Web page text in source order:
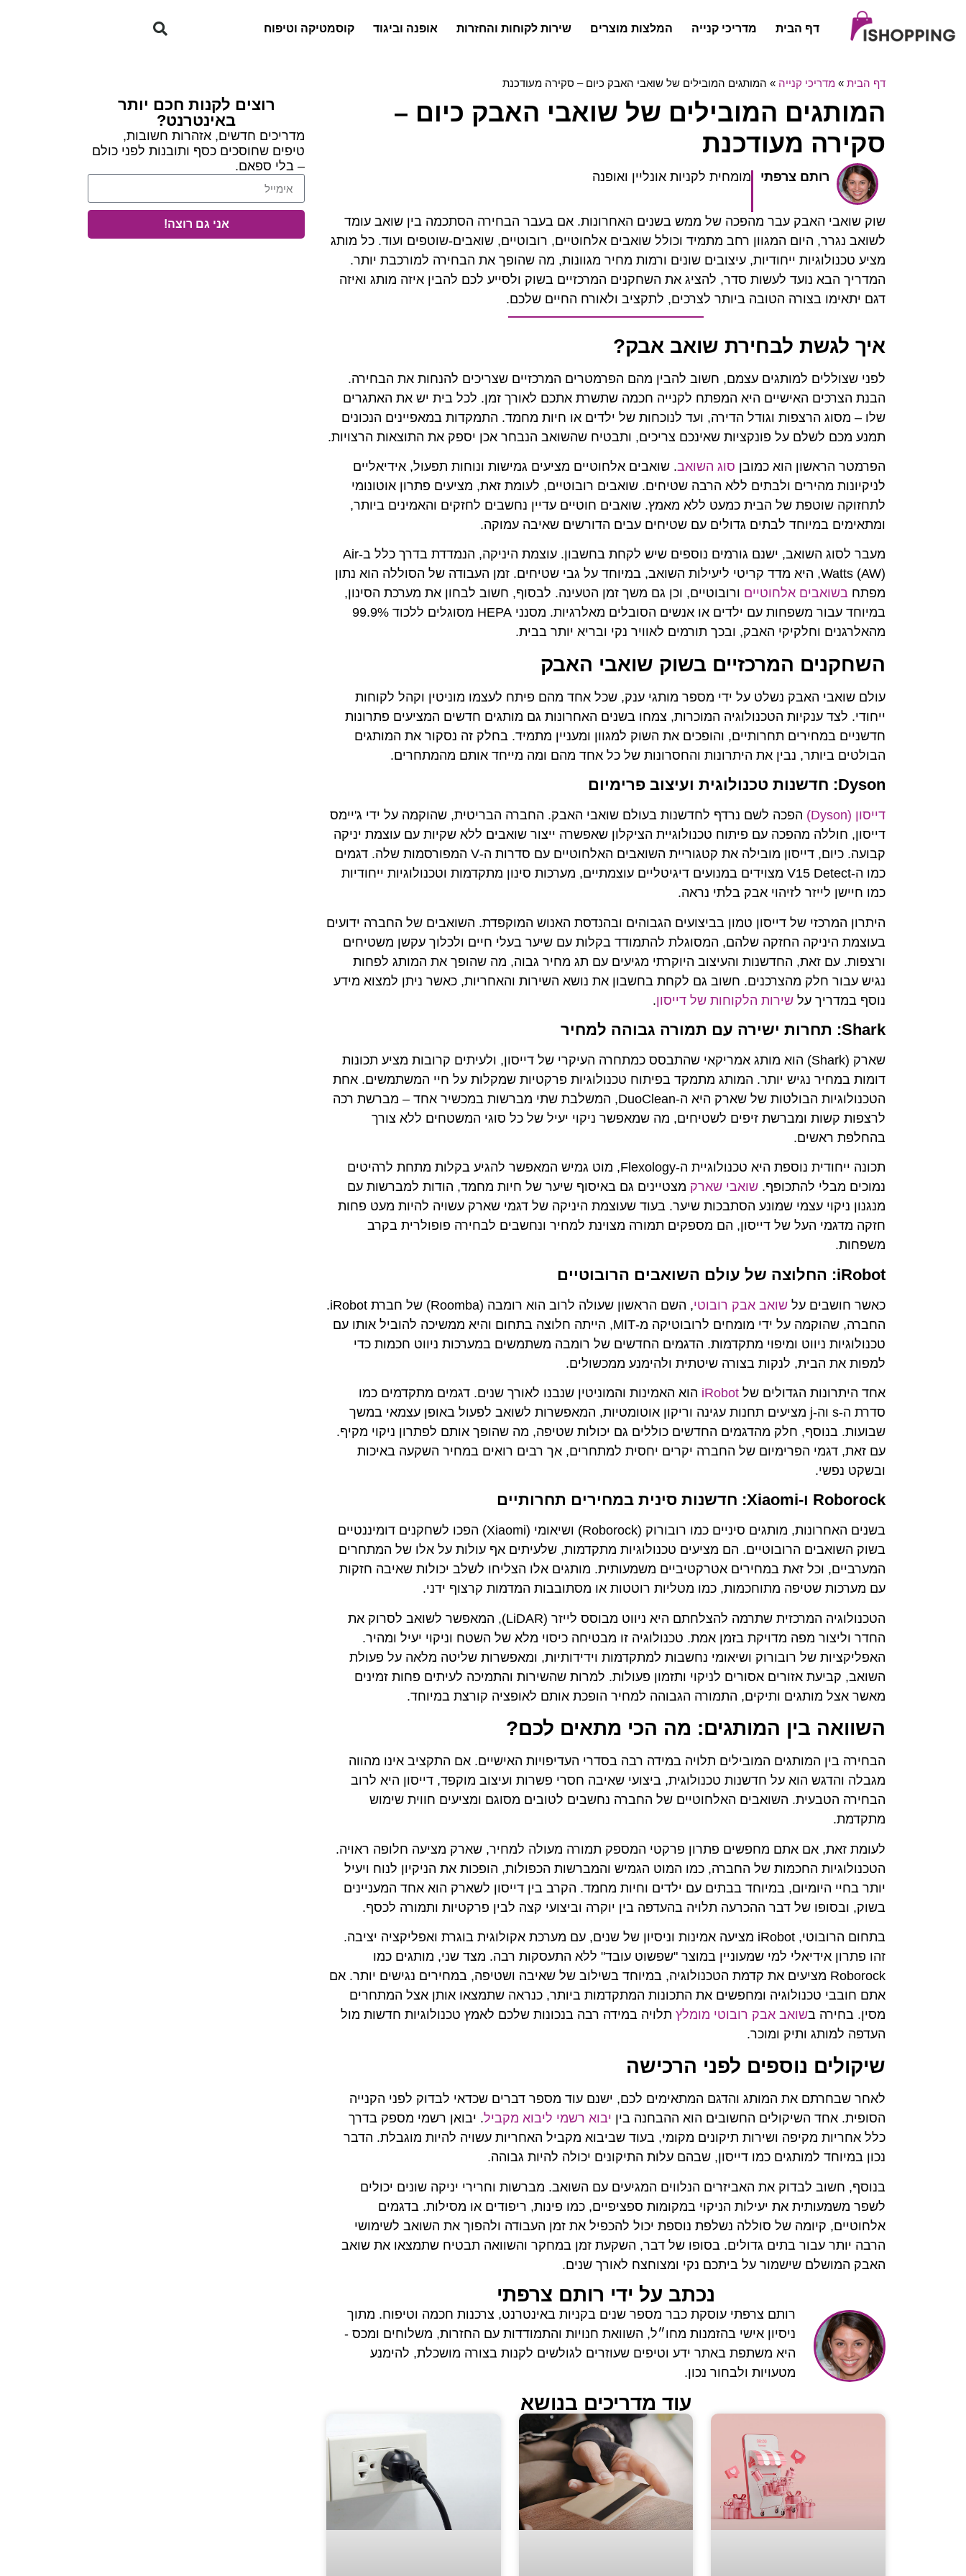
דף הבית מדריכי קנייה המלצות מוצרים שירות לקוחות והחזרות אופנה וביגוד קוסמטיקה וטיפוח
דף הבית » מדריכי קנייה » המותגים המובילים של שואבי האבק כיום – סקירה מעודכנת
המותגים המובילים של שואבי האבק כיום –
סקירה מעודכנת
רותם צרפתי מומחית לקניות אונליין ואופנה
שוק שואבי האבק עבר מהפכה של ממש בשנים האחרונות. אם בעבר הבחירה הסתכמה בין שואב עומד
לשואב נגרר, היום המגוון רחב מתמיד וכולל שואבים אלחוטיים, רובוטיים, שואבים-שוטפים ועוד. כל מותג
מציע טכנולוגיות ייחודיות, עיצובים שונים ורמות מחיר מגוונות, מה שהופך את הבחירה למורכבת יותר.
המדריך הבא נועד לעשות סדר, להציג את השחקנים המרכזיים בשוק ולסייע לכם להבין איזה מותג ואיזה
דגם יתאימו בצורה הטובה ביותר לצרכים, לתקציב ולאורח החיים שלכם.
איך לגשת לבחירת שואב אבק?
לפני שצוללים למותגים עצמם, חשוב להבין מהם הפרמטרים המרכזיים שצריכים להנחות את הבחירה.
הבנת הצרכים האישיים היא המפתח לקנייה חכמה שתשרת אתכם לאורך זמן. לכל בית יש את האתגרים
שלו – מסוג הרצפות וגודל הדירה, ועד לנוכחות של ילדים או חיות מחמד. התמקדות במאפיינים הנכונים
תמנע מכם לשלם על פונקציות שאינכם צריכים, ותבטיח שהשואב הנבחר אכן יספק את התוצאות הרצויות.
הפרמטר הראשון הוא כמובן סוג השואב. שואבים אלחוטיים מציעים גמישות ונוחות תפעול, אידיאליים
לניקיונות מהירים ולבתים ללא הרבה שטיחים. שואבים רובוטיים, לעומת זאת, מציעים פתרון אוטונומי
לתחזוקה שוטפת של הבית כמעט ללא מאמץ. שואבים חוטיים עדיין נחשבים לחזקים והאמינים ביותר,
ומתאימים במיוחד לבתים גדולים עם שטיחים עבים הדורשים שאיבה עמוקה.
מעבר לסוג השואב, ישנם גורמים נוספים שיש לקחת בחשבון. עוצמת היניקה, הנמדדת בדרך כלל ב-Air
Watts (AW), היא מדד קריטי ליעילות השואב, במיוחד על גבי שטיחים. זמן העבודה של הסוללה הוא נתון
מפתח בשואבים אלחוטיים ורובוטיים, וכן גם משך זמן הטעינה. לבסוף, חשוב לבחון את מערכת הסינון,
במיוחד עבור משפחות עם ילדים או אנשים הסובלים מאלרגיות. מסנני HEPA מסוגלים ללכוד 99.9%
מהאלרגנים וחלקיקי האבק, ובכך תורמים לאוויר נקי ובריא יותר בבית.
השחקנים המרכזיים בשוק שואבי האבק
עולם שואבי האבק נשלט על ידי מספר מותגי ענק, שכל אחד מהם פיתח לעצמו מוניטין וקהל לקוחות
ייחודי. לצד ענקיות הטכנולוגיה המוכרות, צמחו בשנים האחרונות גם מותגים חדשים המציעים פתרונות
חדשניים במחירים תחרותיים, והופכים את השוק למגוון ומעניין מתמיד. בחלק זה נסקור את המותגים
הבולטים ביותר, נבין את היתרונות והחסרונות של כל אחד מהם ומה מייחד אותם מהמתחרים.
Dyson: חדשנות טכנולוגית ועיצוב פרימיום
דייסון (Dyson)
הפכה לשם נרדף לחדשנות בעולם שואבי האבק. החברה הבריטית, שהוקמה על ידי ג'יימס
דייסון, חוללה מהפכה עם פיתוח טכנולוגיית הציקלון שאפשרה ייצור שואבים ללא שקיות עם עוצמת יניקה
קבועה. כיום, דייסון מובילה את קטגוריית השואבים האלחוטיים עם סדרות ה-V המפורסמות שלה. דגמים
כמו ה-V15 Detect מצוידים במנועים דיגיטליים עוצמתיים, מערכות סינון מתקדמות וטכנולוגיות ייחודיות
כמו חיישן לייזר לזיהוי אבק בלתי נראה.
היתרון המרכזי של דייסון טמון בביצועים הגבוהים ובהנדסת האנוש המוקפדת. השואבים של החברה ידועים
בעוצמת היניקה החזקה שלהם, המסוגלת להתמודד בקלות עם שיער בעלי חיים ולכלוך עקשן משטיחים
ורצפות. עם זאת, החדשנות והעיצוב היוקרתי מגיעים עם תג מחיר גבוה, מה שהופך את המותג לפחות
נגיש עבור חלק מהצרכנים. חשוב גם לקחת בחשבון את נושא השירות והאחריות, כאשר ניתן למצוא מידע
נוסף במדריך על שירות הלקוחות של דייסון.
Shark: תחרות ישירה עם תמורה גבוהה למחיר
שארק (Shark) הוא מותג אמריקאי שהתבסס כמתחרה העיקרי של דייסון, ולעיתים קרובות מציע תכונות
דומות במחיר נגיש יותר. המותג מתמקד בפיתוח טכנולוגיות פרקטיות שמקלות על חיי המשתמשים. אחת
הטכנולוגיות הבולטות של שארק היא ה-DuoClean, המשלבת שתי מברשות במכשיר אחד – מברשת רכה
לרצפות קשות ומברשת זיפים לשטיחים, מה שמאפשר ניקוי יעיל של כל סוגי המשטחים ללא צורך
בהחלפת ראשים.
תכונה ייחודית נוספת היא טכנולוגיית ה-Flexology, מוט גמיש המאפשר להגיע בקלות מתחת לרהיטים
נמוכים מבלי להתכופף. שואבי שארק מצטיינים גם באיסוף שיער של חיות מחמד, הודות למברשות עם
מנגנון ניקוי עצמי שמונע הסתבכות שיער. בעוד שעוצמת היניקה של דגמי שארק עשויה להיות מעט פחות
חזקה מדגמי העל של דייסון, הם מספקים תמורה מצוינת למחיר ונחשבים לבחירה פופולרית בקרב
משפחות.
iRobot: החלוצה של עולם השואבים הרובוטיים
כאשר חושבים על שואב אבק רובוטי
, השם הראשון שעולה לרוב הוא רומבה (Roomba) של חברת iRobot.
החברה, שהוקמה על ידי מומחים לרובוטיקה מ-MIT, הייתה חלוצה בתחום והיא ממשיכה להוביל אותו עם
טכנולוגיות ניווט ומיפוי מתקדמות. הדגמים החדשים של רומבה משתמשים במערכות ניווט חכמות כדי
למפות את הבית, לנקות בצורה שיטתית ולהימנע ממכשולים.
אחד היתרונות הגדולים של iRobot הוא האמינות והמוניטין שנבנו לאורך שנים. דגמים מתקדמים כמו
סדרת ה-s וה-j מציעים תחנות עגינה וריקון אוטומטיות, המאפשרות לשואב לפעול באופן עצמאי במשך
שבועות. בנוסף, חלק מהדגמים החדשים כוללים גם יכולות שטיפה, מה שהופך אותם לפתרון ניקוי מקיף.
עם זאת, דגמי הפרימיום של החברה יקרים יחסית למתחרים, אך רבים רואים במחיר השקעה באיכות
ובשקט נפשי.
Roborock ו-Xiaomi: חדשנות סינית במחירים תחרותיים
בשנים האחרונות, מותגים סיניים כמו רובורוק (Roborock) ושיאומי (Xiaomi) הפכו לשחקנים דומיננטיים
בשוק השואבים הרובוטיים. הם מציעים טכנולוגיות מתקדמות, שלעיתים אף עולות על אלו של המתחרים
המערביים, וכל זאת במחירים אטרקטיביים משמעותית. מותגים אלו הצליחו לשלב יכולות שאיבה חזקות
עם מערכות שטיפה מתוחכמות, כמו מטליות רוטטות או מסתובבות המדמות קרצוף ידני.
הטכנולוגיה המרכזית שתרמה להצלחתם היא ניווט מבוסס לייזר (LiDAR), המאפשר לשואב לסרוק את
החדר וליצור מפה מדויקת בזמן אמת. טכנולוגיה זו מבטיחה כיסוי מלא של השטח וניקוי יעיל ומהיר.
האפליקציות של רובורוק ושיאומי נחשבות למתקדמות וידידותיות, ומאפשרות שליטה מלאה על פעולת
השואב, קביעת אזורים אסורים לניקוי ותזמון פעולות. למרות שהשירות והתמיכה לעיתים פחות זמינים
מאשר אצל מותגים ותיקים, התמורה הגבוהה למחיר הופכת אותם לאופציה קורצת במיוחד.
השוואה בין המותגים: מה הכי מתאים לכם?
הבחירה בין המותגים המובילים תלויה במידה רבה בסדרי העדיפויות האישיים. אם התקציב אינו מהווה
מגבלה והדגש הוא על חדשנות טכנולוגית, ביצועי שאיבה חסרי פשרות ועיצוב מוקפד, דייסון היא לרוב
הבחירה הטבעית. השואבים האלחוטיים של החברה נחשבים לטובים מסוגם ומציעים חווית שימוש
מתקדמת.
לעומת זאת, אם אתם מחפשים פתרון פרקטי המספק תמורה מעולה למחיר, שארק מציעה חלופה ראויה.
הטכנולוגיות החכמות של החברה, כמו המוט הגמיש והמברשות הכפולות, הופכות את הניקיון לנוח ויעיל
יותר בחיי היומיום, במיוחד בבתים עם ילדים וחיות מחמד. הקרב בין דייסון לשארק הוא אחד המעניינים
בשוק, ובסופו של דבר ההכרעה תלויה בהעדפה בין יוקרה וביצועי קצה לבין פרקטיות ותמורה לכסף.
בתחום הרובוטי, iRobot מציעה אמינות וניסיון של שנים, עם מערכת אקולוגית בוגרת ואפליקציה יציבה.
זהו פתרון אידיאלי למי שמעוניין במוצר "שפשוט עובד" ללא התעסקות רבה. מצד שני, מותגים כמו
Roborock מציעים את קדמת הטכנולוגיה, במיוחד בשילוב של שאיבה ושטיפה, במחירים נגישים יותר. אם
אתם חובבי טכנולוגיה ומחפשים את התכונות המתקדמות ביותר, כנראה שתמצאו אותן אצל המתחרים
מסין. בחירה בשואב אבק רובוטי מומלץ תלויה במידה רבה בנכונות שלכם לאמץ טכנולוגיות חדשות מול
העדפה למותג ותיק ומוכר.
שיקולים נוספים לפני הרכישה
לאחר שבחרתם את המותג והדגם המתאימים לכם, ישנם עוד מספר דברים שכדאי לבדוק לפני הקנייה
הסופית. אחד השיקולים החשובים הוא ההבחנה בין יבוא רשמי ליבוא מקביל. יבואן רשמי מספק בדרך
כלל אחריות מקיפה ושירות תיקונים מקומי, בעוד שביבוא מקביל האחריות עשויה להיות מוגבלת. הדבר
נכון במיוחד למותגים כמו דייסון, שבהם עלות התיקונים יכולה להיות גבוהה.
בנוסף, חשוב לבדוק את האביזרים הנלווים המגיעים עם השואב. מברשות וחרירי יניקה שונים יכולים
לשפר משמעותית את יעילות הניקוי במקומות ספציפיים, כמו פינות, ריפודים או מסילות. בדגמים
אלחוטיים, קיומה של סוללה נשלפת נוספת יכול להכפיל את זמן העבודה ולהפוך את השואב לשימושי
הרבה יותר עבור בתים גדולים. בסופו של דבר, השקעת זמן במחקר והשוואה תבטיח שתמצאו את שואב
האבק המושלם שישמור על ביתכם נקי ומצוחצח לאורך שנים.
נכתב על ידי רותם צרפתי
רותם צרפתי עוסקת כבר מספר שנים בקניות באינטרנט, צרכנות חכמה וטיפוח. מתוך
ניסיון אישי בהזמנות מחו״ל, השוואת חנויות והתמודדות עם החזרות, משלוחים ומכס -
היא משתפת באתר ידע וטיפים שעוזרים לגולשים לקנות בצורה מושכלת, להימנע
מטעויות ולבחור נכון.
עוד מדריכים בנושא
רוצים לקנות חכם יותר
באינטרנט?
מדריכים חדשים, אזהרות חשובות,
טיפים שחוסכים כסף ותובנות לפני כולם
– בלי ספאם.
אני גם רוצה!